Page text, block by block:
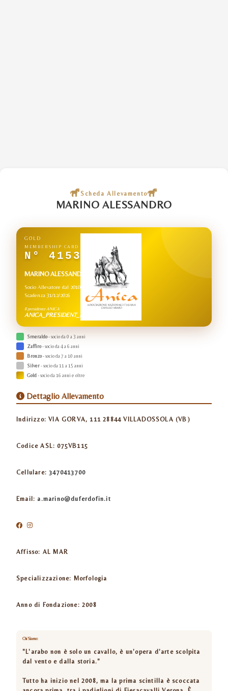
Scheda Allevamento
MARINO ALESSANDRO
GOLD
MEMBERSHIP CARD
N° 4153
MARINO ALESSANDRO
Socio Allevatore dal 2010
Scadenza 31/12/2026
Il presidente ANICA
ANICA_PRESIDENT_NAME
Smeraldo- socio da 0 a 3 anni
Zaffiro- socio da 4 a 6 anni
Bronzo- socio da 7 a 10 anni
Silver- socio da 11 a 15 anni
Gold- socio da 16 anni e oltre
Dettaglio Allevamento
Indirizzo: VIA GORVA, 111 28844 VILLADOSSOLA (VB)
Codice ASL: 075VB115
Cellulare: 3470413700
Email: a.marino@duferdofin.it
Affisso: AL MAR
Specializzazione: Morfologia
Anno di Fondazione: 2008
Chi Siamo:
"L'arabo non è solo un cavallo, è un'opera d'arte scolpita
dal vento e dalla storia."
Tutto ha inizio nel 2008, ma la prima scintilla è scoccata